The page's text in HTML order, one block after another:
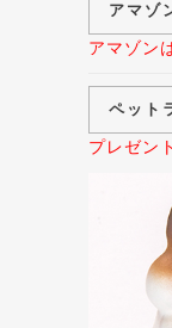
アマゾ
アマゾン
ペット
プレゼン